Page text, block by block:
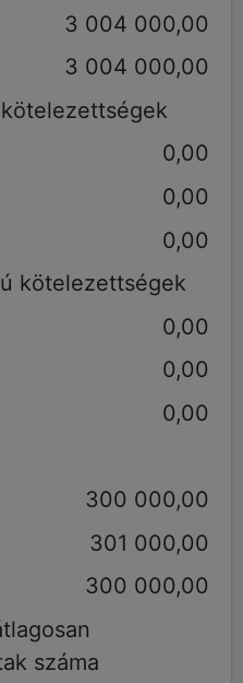
3 004 000,00
3 004 000,00
0,00
0,00
0,00
kötelezettségek
0,00
0,00
0,00
300 000,00
301 000,00
300 000,00
száma